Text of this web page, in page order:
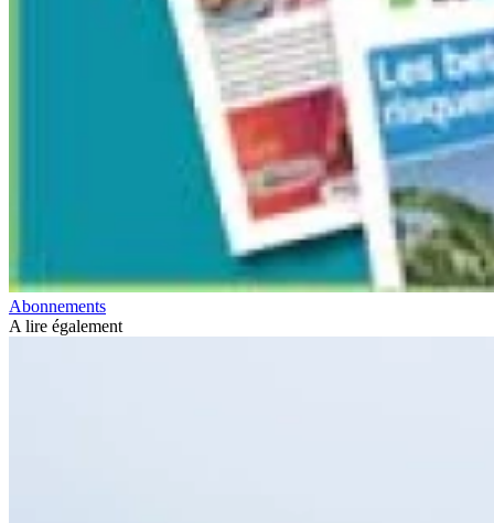
Abonnements
A lire également